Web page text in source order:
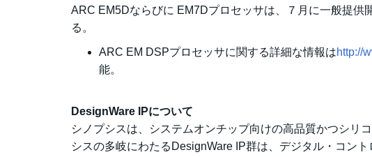
ARC EM5Dならびに EM7Dプロセッサは、７月に一般提
る。
ARC EM DSPプロセッサに関する詳細な情報はhttp://
能。
DesignWare IPについて
シノプシスは、システムオンチップ向けの高品質かつシリ
シスの多岐にわたるDesignWare IP群は、デジタル・コン